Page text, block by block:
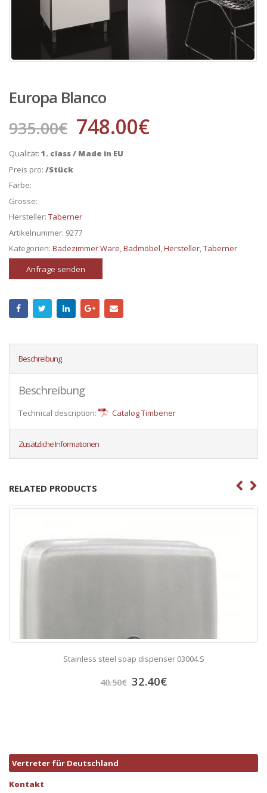
Europa Blanco
935.00€ 748.00€
Qualität: 1. class / Made in EU
Preis pro: /Stück
Farbe:
Grosse:
Hersteller: Taberner
Artikelnummer: 9277
Kategorien: Badezimmer Ware,Badmöbel,Hersteller,Taberner
Anfrage senden
Beschreibung
Beschreibung
Technical description: Catalog Timbener
Zusätzliche Informationen
RELATED PRODUCTS
Stainless steel soap dispenser 03004.S
40.50€ 32.40€
Vertreter für Deutschland
Kontakt